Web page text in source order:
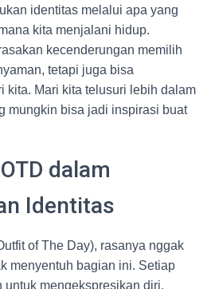
identitas melalui apa yang
kita menjalani hidup.
kecenderungan memilih
tetapi juga bisa
kita. Mari kita telusuri lebih dalam
mungkin bisa jadi inspirasi buat
dalam
Identitas
of The Day), rasanya nggak
menyentuh bagian ini. Setiap
untuk mengekspresikan diri.